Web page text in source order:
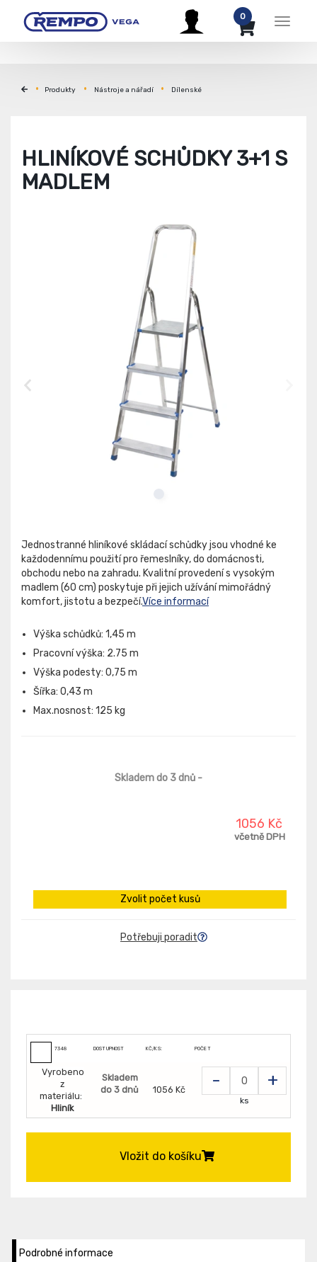
Menu
0
Produkty Nástroje a nářadí Dílenské
HLINÍKOVÉ SCHŮDKY 3+1 S
MADLEM
Jednostranné hliníkové skládací schůdky jsou vhodné ke
každodennímu použití pro řemeslníky, do domácnosti,
obchodu nebo na zahradu. Kvalitní provedení s vysokým
madlem (60 cm) poskytuje při jejich užívání mimořádný
komfort, jistotu a bezpečí.Více informací
Výška schůdků: 1,45 m
Pracovní výška: 2.75 m
Výška podesty: 0,75 m
Šířka: 0,43 m
Max.nosnost: 125 kg
Skladem do 3 dnů -
1056 Kč
včetně DPH
Zvolit počet kusů
Potřebuji poradit
7348 DOSTUPNOST KČ/KS: POČET
Vyrobeno
z
materiálu:
Hliník
Skladem
do 3 dnů
1056 Kč - +
ks
Vložit do košíku
Podrobné informace